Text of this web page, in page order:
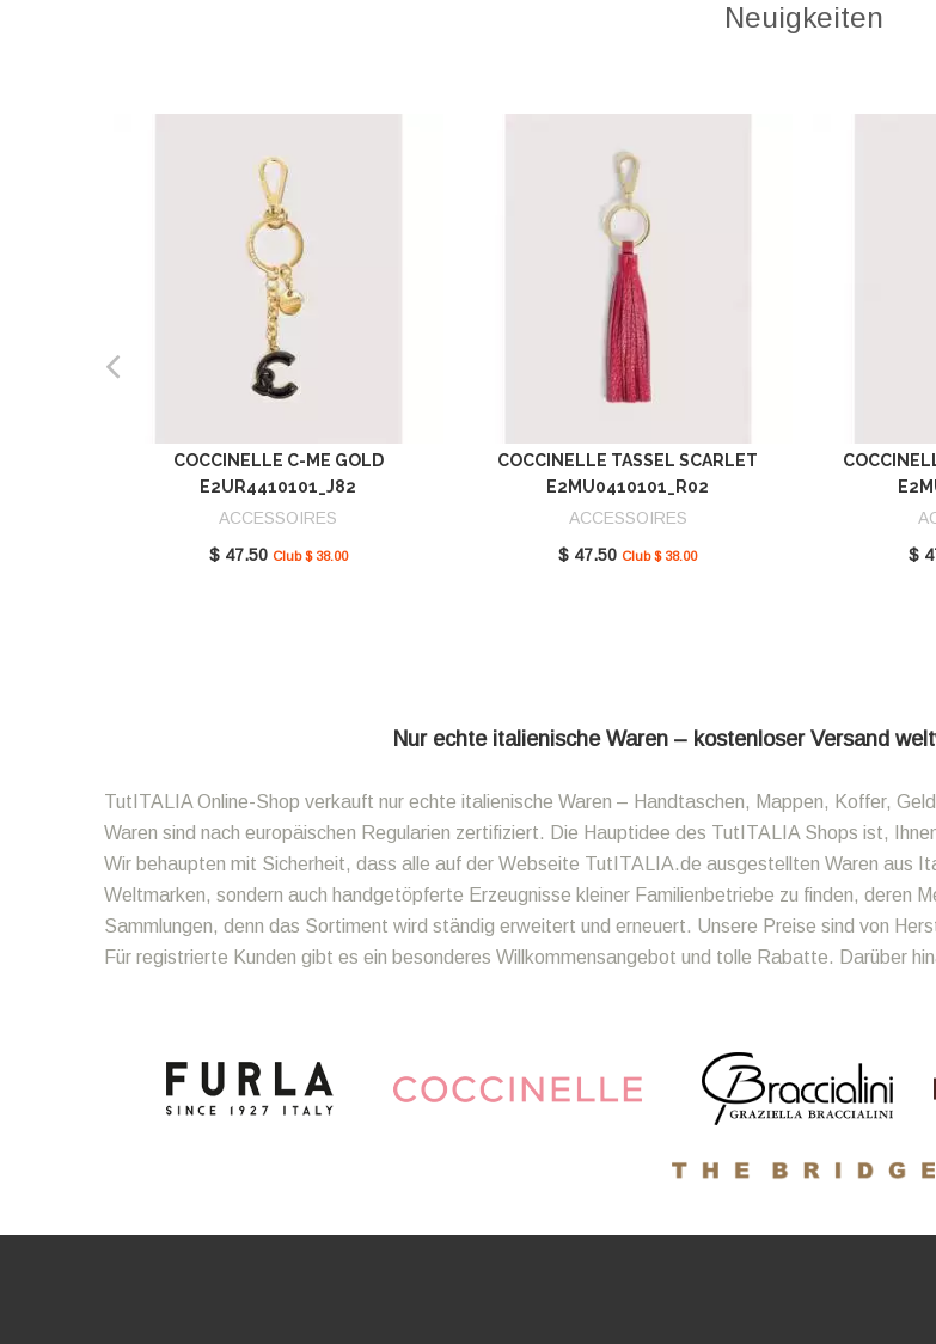
Neuigkeiten
COCCINELLE C-ME GOLD
E2UR4410101_J82
ACCESSOIRES
$ 47.50 Club $ 38.00
COCCINELLE TASSEL SCARLET
E2MU0410101_R02
ACCESSOIRES
$ 47.50 Club $ 38.00
$
Nur echte italienische Waren – kostenloser Versand
TutITALIA Online-Shop verkauft nur echte italienische Waren – Handtaschen, Mappen, Koffer,
Waren sind nach europäischen Regularien zertifiziert. Die Hauptidee des TutITALIA Shops ist,
Wir behaupten mit Sicherheit, dass alle auf der Webseite TutITALIA.de ausgestellten Waren aus
Weltmarken, sondern auch handgetöpferte Erzeugnisse kleiner Familienbetriebe zu finden, deren
Sammlungen, denn das Sortiment wird ständig erweitert und erneuert. Unsere Preise sind von
Für registrierte Kunden gibt es ein besonderes Willkommensangebot und tolle Rabatte. Darüber